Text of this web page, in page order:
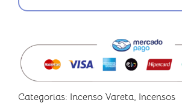
Categorias: Incenso Vareta, Incensos